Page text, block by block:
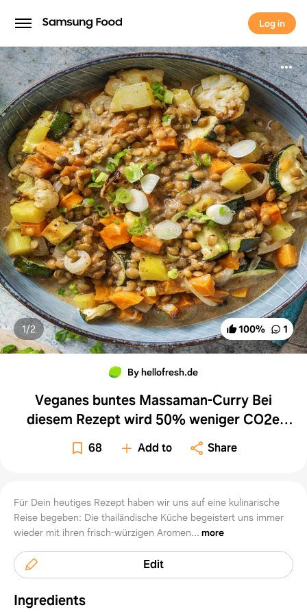
Log in
Log in
100% 1
1/2
By hellofresh.de
Veganes buntes Massaman-Curry Bei
diesem Rezept wird 50% weniger CO2e
durch Zutaten & Transport verursacht als
bei einem durchschnittlichen HelloFresh
68 Add to Share
Für Dein heutiges Rezept haben wir uns auf eine kulinarische
Reise begeben: Die thailändische Küche begeistert uns immer
wieder mit ihren frisch-würzigen Aromen... more
Edit
Ingredients